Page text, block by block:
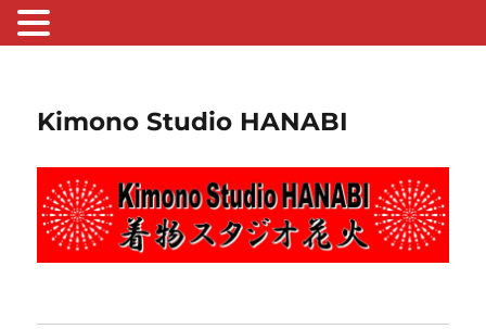
Kimono Studio HANABI